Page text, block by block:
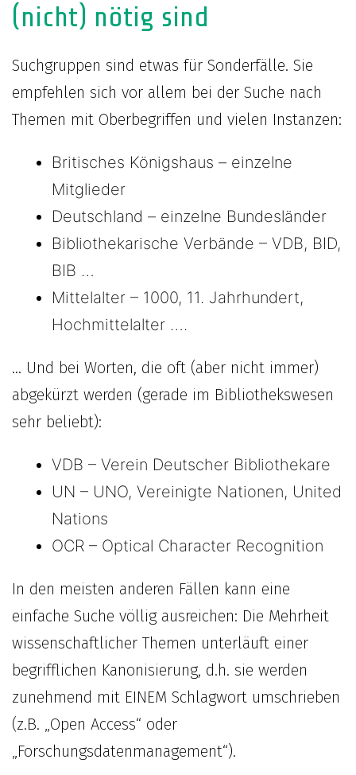
(nicht) nötig sind
Suchgruppen sind etwas für Sonderfälle. Sie
empfehlen sich vor allem bei der Suche nach
Themen mit Oberbegriffen und vielen Instanzen:
Britisches Königshaus – einzelne
Mitglieder
Deutschland – einzelne Bundesländer
Bibliothekarische Verbände – VDB, BID,
BIB …
Mittelalter – 1000, 11. Jahrhundert,
Hochmittelalter ….
… Und bei Worten, die oft (aber nicht immer)
abgekürzt werden (gerade im Bibliothekswesen
sehr beliebt):
VDB – Verein Deutscher Bibliothekare
UN – UNO, Vereinigte Nationen, United
Nations
OCR – Optical Character Recognition
In den meisten anderen Fällen kann eine
einfache Suche völlig ausreichen: Die Mehrheit
wissenschaftlicher Themen unterläuft einer
begrifflichen Kanonisierung, d.h. sie werden
zunehmend mit EINEM Schlagwort umschrieben
(z.B. „Open Access“ oder
„Forschungsdatenmanagement“).